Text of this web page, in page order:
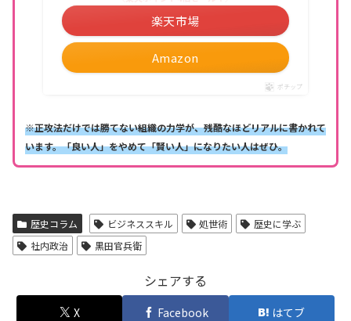
Amazon
楽天市場
ポチップ
※正攻法だけでは勝てない組織の力学が、残酷なほどリアルに書かれて
います。「良い人」をやめて「賢い人」になりたい人はぜひ。
歴史コラム ビジネススキル 処世術
歴史に学ぶ
社内政治
黒田官兵衛
シェアする
X Facebook はてブ